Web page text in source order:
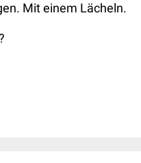
Mit einem Lächeln.